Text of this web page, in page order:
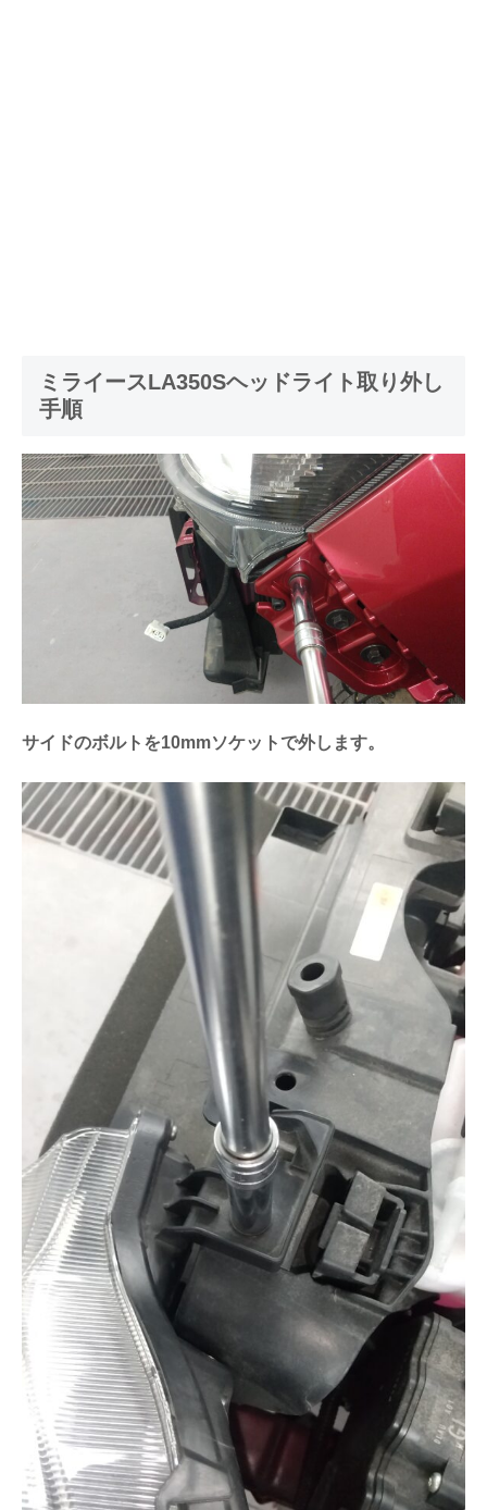
ミライースLA350Sヘッドライト取り外し
手順
サイドのボルトを10mmソケットで外します。